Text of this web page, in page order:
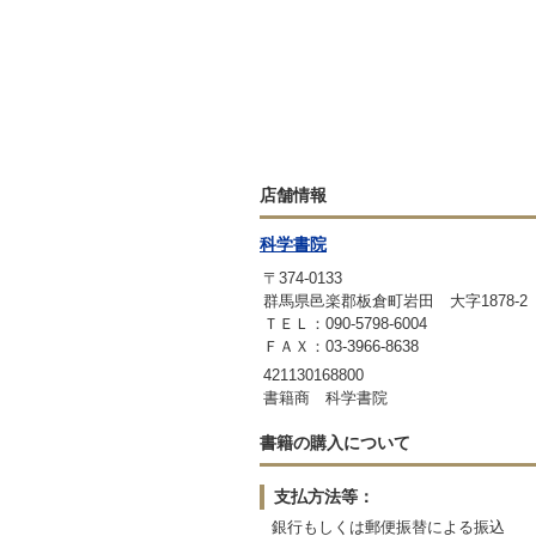
店舗情報
科学書院
〒374-0133
群馬県邑楽郡板倉町岩田 大字
ＴＥＬ：090-5798-6004
ＦＡＸ：03-3966-8638
421130168800
書籍商 科学書院
書籍の購入について
支払方法等：
銀行もしくは郵便振替による振込